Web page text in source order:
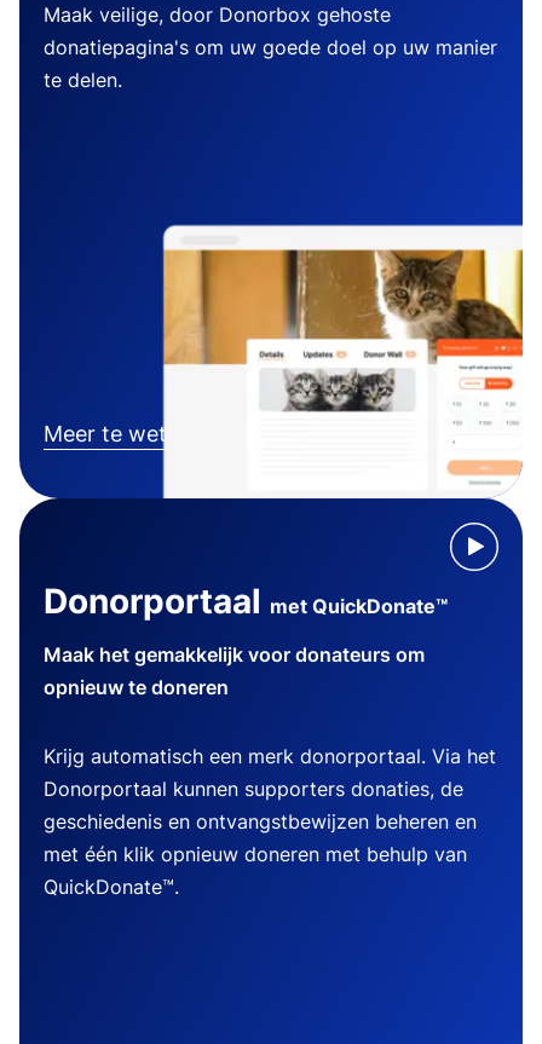
Maak veilige, door Donorbox gehoste
donatiepagina's om uw goede doel op uw manier
te delen.
Meer te weten komen
Donorportaal met QuickDonate™
Maak het gemakkelijk voor donateurs om
opnieuw te doneren
Krijg automatisch een merk donorportaal. Via het
Donorportaal kunnen supporters donaties, de
geschiedenis en ontvangstbewijzen beheren en
met één klik opnieuw doneren met behulp van
QuickDonate™.